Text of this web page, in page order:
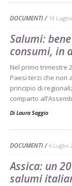
DOCUMENTI 19
Salumi:
consumi, in
Nel primo trimestre
Paesi terzi che non
principio di
comparto
Di Laura Saggio -
DOCUMENTI 6 Luglio
Assica: un
salumi